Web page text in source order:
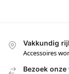
Vakkundig
Accessoires
Bezoek